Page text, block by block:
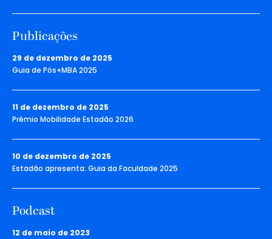
Publicações
29 de dezembro de 2025
Guia de Pós+MBA 2025
11 de dezembro de 2025
Prêmio Mobilidade Estadão 2026
10 de dezembro de 2025
Estadão apresenta: Guia da Faculdade 2025
Podcast
12 de maio de 2023